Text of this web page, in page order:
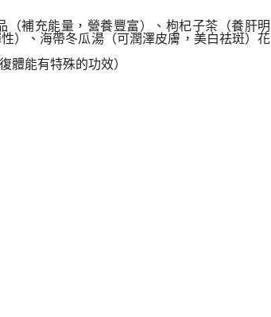
補充能量，營養豐富）、枸杞子茶（養肝明
）、海帶冬瓜湯（可潤澤皮膚，美白祛斑）花
體能有特殊的功效）